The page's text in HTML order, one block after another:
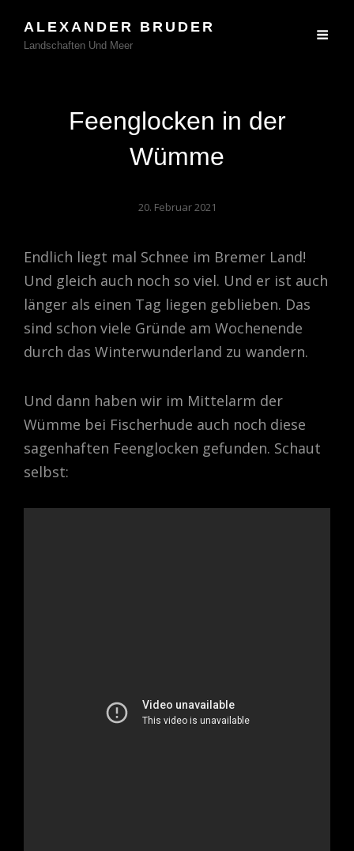
ALEXANDER BRUDER
Landschaften Und Meer
Feenglocken in der
Wümme
20. Februar 2021
Endlich liegt mal Schnee im Bremer Land!
Und gleich auch noch so viel. Und er ist auch
länger als einen Tag liegen geblieben. Das
sind schon viele Gründe am Wochenende
durch das Winterwunderland zu wandern.
Und dann haben wir im Mittelarm der
Wümme bei Fischerhude auch noch diese
sagenhaften Feenglocken gefunden. Schaut
selbst: